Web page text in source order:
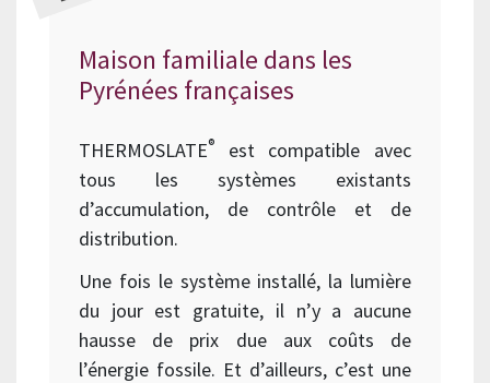
Maison familiale dans les
Pyrénées françaises
THERMOSLATE®
est compatible avec
tous les systèmes existants
d’accumulation, de contrôle et de
distribution.
Une fois le système installé, la lumière
du jour est gratuite, il n’y a aucune
hausse de prix due aux coûts de
l’énergie fossile. Et d’ailleurs, c’est une